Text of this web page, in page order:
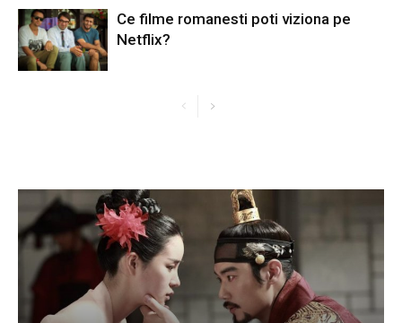
Ce filme romanesti poti viziona pe
Netflix?